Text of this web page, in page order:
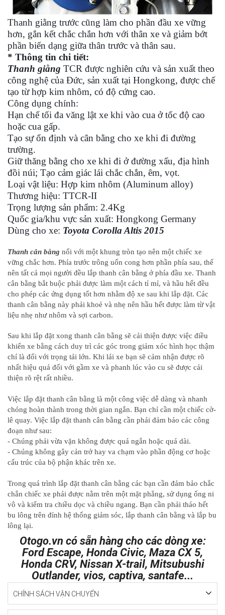
Thanh giằng trước cũng làm cho phần đầu xe vững
hơn, gắn kết chắc chắn hơn với thân xe và giảm bớt
phần biến dạng giữa thân trước và thân sau.
* Thông tin chi tiết:
Thanh giằng TCR được nghiên cứu và sản xuất theo
công nghệ của Đức, sản xuất tại Hongkong, được chế
tạo từ hợp kim nhôm, có độ cứng cao.
Công dụng chính:
Hạn chế tối đa văng lật xe khi vào cua ở tốc độ cao
hoặc cua gấp.
Tạo sự ổn định và cân bằng cho xe khi đi đường
trường.
Giữ thăng bằng cho xe khi đi ở đường xấu, địa hình
đồi núi; Tạo cảm giác lái chắc chắn, êm, vọt.
Loại vật liệu: Hợp kim nhôm (Aluminum alloy)
Thương hiệu: TTCR-II
Trọng lượng sản phẩm: 2.4Kg
Quốc gia/khu vực sản xuất: Hongkong Germany
Dùng cho xe: Toyota Corolla Altis 2015
Thanh cân bằng nối với một khung tròn tạo nên một chiếc xe
vững chắc hơn. Phía trước trông uốn cong hơn phần phía sau, thế
nên tất cả mọi người đều lắp thanh cân bằng ở phía đầu xe. Thanh
cân bằng bắt buộc phải được làm một cách tỉ mỉ, và hầu hết đều
cho phép các ứng dụng tốt hơn nhằm độ xe sau khi lắp đặt. Các
thanh cân bằng này phải khoẻ và nhẹ nên hầu hết được làm từ vật
liệu nhẹ như nhôm và sợi carbon.
Sau khi lắp đặt xong thanh cân bằng sẽ cải thiện được việc điều
khiển xe bằng cách duy trì các góc trong giảm xóc hình học thậm
chí là đối với trọng tải lớn. Khi lái xe bạn sẽ cảm nhận được rõ
nhất hiệu quả đối với gầm xe và phanh lúc vào cu sẽ được cải
thiện rõ rệt rất nhiều.
Việc lắp đặt thanh cân bằng là một công việc dễ dàng và nhanh
chóng hoàn thành trong thời gian ngắn. Bạn chỉ cần một chiếc cờ-
lê quay. Việc lắp đặt thanh cân bằng cần phải đảm bảo các công
đoạn như sau:
- Chúng phải vừa vặn không được quá ngắn hoặc quá dài.
- Chúng không gây cản trở hay va chạm vào phần động cơ hoặc
cấu trúc của bộ phận khác trên xe.
Trong quá trình lắp đặt thanh cân bằng các bạn cần đảm bảo chắc
chắn chiếc xe phải được nằm trên một mặt phẳng, sử dụng ống ni
vô và kiểm tra chiều dọc và chiều ngang. Bạn cần phải tháo hết
bu lông trên đỉnh hệ thống giảm sóc, lắp thanh cân bằng và lắp bu
lông lại.
Otogo.vn có sẵn hàng cho các dòng xe:
Ford Escape, Honda Civic, Maza CX 5,
Honda CRV, Nissan X-trail, Mitsubushi
Outlander, vios, captiva, santafe...
CHÍNH SÁCH VẬN CHUYỂN